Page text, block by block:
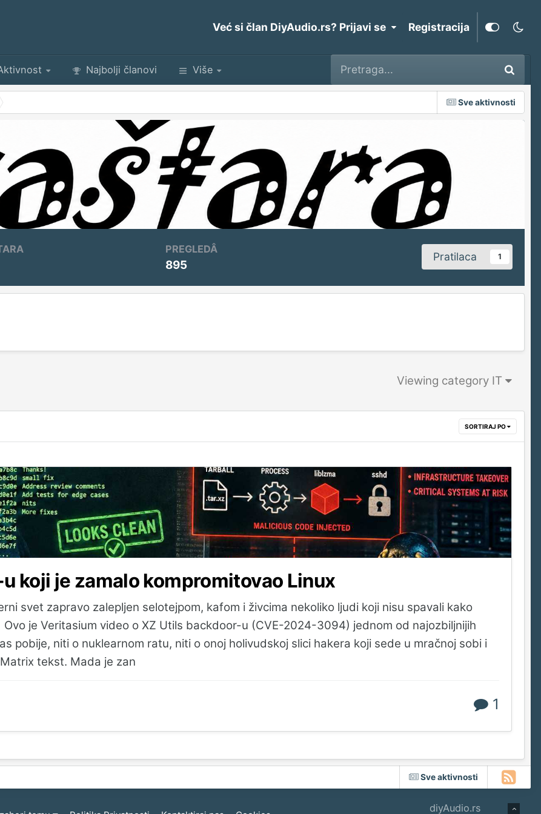
Već si član DiyAudio.rs? Prijavi se Registracija
Najbolji članovi Više
Sve aktivnosti
Pratilaca 1
PREGLEDÂ
895
Viewing category IT
SORTIRAJ PO
koji je zamalo kompromitovao Linux
svet zapravo zalepljen selotejpom, kafom i živcima nekoliko ljudi koji nisu spavali kako
je Veritasium video o XZ Utils backdoor-u (CVE-2024-3094) jednom od najozbiljnijih
pobije, niti o nuklearnom ratu, niti o onoj holivudskoj slici hakera koji sede u mračnoj sobi i
tekst. Mada je zan
1
Sve aktivnosti
diyAudio.rs